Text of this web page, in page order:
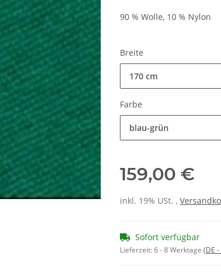
90 % Wolle, 10 % Nylon
Breite
170 cm
Farbe
blau-grün
159,00 €
inkl. 19% USt. ,
Sofort verfügbar
Lieferzeit:6 - 8 Werktage (DE